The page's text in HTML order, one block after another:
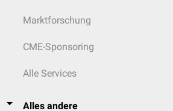
Marktforschung
CME-Sponsoring
Alle Services
Alles andere